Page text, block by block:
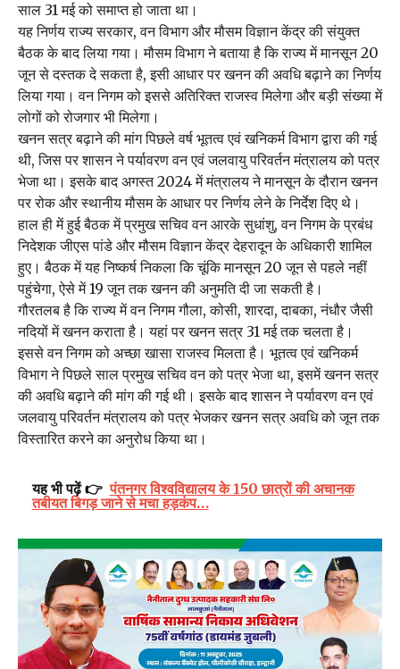
साल 31 मई को समाप्त हो जाता था।
यह निर्णय राज्य सरकार, वन विभाग और मौसम विज्ञान केंद्र की संयुक्त
बैठक के बाद लिया गया। मौसम विभाग ने बताया है कि राज्य में मानसून 20
जून से दस्तक दे सकता है, इसी आधार पर खनन की अवधि बढ़ाने का निर्णय
लिया गया। वन निगम को इससे अतिरिक्त राजस्व मिलेगा और बड़ी संख्या में
लोगों को रोजगार भी मिलेगा।
खनन सत्र बढ़ाने की मांग पिछले वर्ष भूतत्व एवं खनिकर्म विभाग द्वारा की गई
थी, जिस पर शासन ने पर्यावरण वन एवं जलवायु परिवर्तन मंत्रालय को पत्र
भेजा था। इसके बाद अगस्त 2024 में मंत्रालय ने मानसून के दौरान खनन
पर रोक और स्थानीय मौसम के आधार पर निर्णय लेने के निर्देश दिए थे।
हाल ही में हुई बैठक में प्रमुख सचिव वन आरके सुधांशु, वन निगम के प्रबंध
निदेशक जीएस पांडे और मौसम विज्ञान केंद्र देहरादून के अधिकारी शामिल
हुए। बैठक में यह निष्कर्ष निकला कि चूंकि मानसून 20 जून से पहले नहीं
पहुंचेगा, ऐसे में 19 जून तक खनन की अनुमति दी जा सकती है।
गौरतलब है कि राज्य में वन निगम गौला, कोसी, शारदा, दाबका, नंधौर जैसी
नदियों में खनन कराता है। यहां पर खनन सत्र 31 मई तक चलता है।
इससे वन निगम को अच्छा खासा राजस्व मिलता है। भूतत्व एवं खनिकर्म
विभाग ने पिछले साल प्रमुख सचिव वन को पत्र भेजा था, इसमें खनन सत्र
की अवधि बढ़ाने की मांग की गई थी। इसके बाद शासन ने पर्यावरण वन एवं
जलवायु परिवर्तन मंत्रालय को पत्र भेजकर खनन सत्र अवधि को जून तक
विस्तारित करने का अनुरोध किया था।
यह भी पढ़ें 👉 पंतनगर विश्वविद्यालय के 150 छात्रों की अचानक
तबीयत बिगड़ जाने से मचा हड़कंप…